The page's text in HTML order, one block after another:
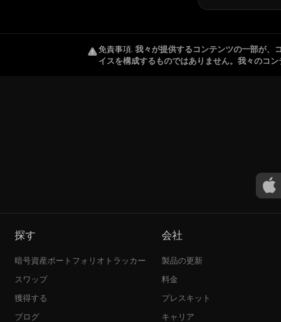
免責事項. 我々が提供するコンテンツの一部が、
イスを構成するものではありません。我々のコ
探す
暗号資産ポートフォリオトラッカー
スワップ
獲得する
ブログ
会社
製品の更新
料金
プレスキット
キャリア